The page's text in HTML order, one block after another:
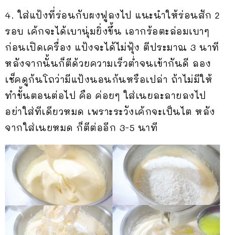
4. ใส่แป้งที่ร่อนกับผงฟูลงไป แนะนำให้ร่อนสัก 2
รอบ เค้กจะได้เบานุ่มยิ่งขึ้น เอากร้อตะล่อมเบาๆ
ก่อนเปิดเครื่อง แป้งจะได้ไม่ฟุ้ง ตีประมาณ 3 นาที
หลังจากนั้นก็ตีด้วยความเร็วต่ำจนเข้ากันดี ลอง
เช็คดูก้นโถว่ามีแป้งนอนก้นหรือเปล่า ถ้าไม่มีให้
ทำขั้นตอนต่อไป คือ ค่อยๆ ใส่เนยละลายลงไป
อย่าใส่ทีเดียวหมด เพราะระวังเค้กจะเป็นไต หลัง
จากใส่เนยหมด ก็ตีต่ออีก 3-5 นาที